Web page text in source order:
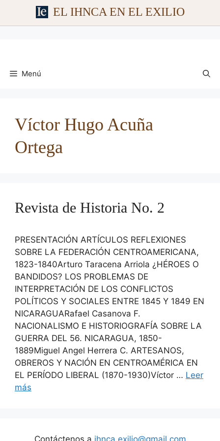
EL IHNCA EN EL EXILIO
contenido
Menú
Víctor Hugo Acuña
Ortega
Revista de Historia No. 2
PRESENTACIÓN ARTÍCULOS REFLEXIONES
SOBRE LA FEDERACIÓN CENTROAMERICANA,
1823-1840Arturo Taracena Arriola ¿HÉROES O
BANDIDOS? LOS PROBLEMAS DE
INTERPRETACIÓN DE LOS CONFLICTOS
POLÍTICOS Y SOCIALES ENTRE 1845 Y 1849 EN
NICARAGUARafael Casanova F.
NACIONALISMO E HISTORIOGRAFÍA SOBRE LA
GUERRA DEL 56. NICARAGUA, 1850-
1889Miguel Angel Herrera C. ARTESANOS,
OBREROS Y NACIÓN EN CENTROAMÉRICA EN
EL PERÍODO LIBERAL (1870-1930)Víctor … Leer
más
Contáctenos a ihnca.exilio@gmail.com